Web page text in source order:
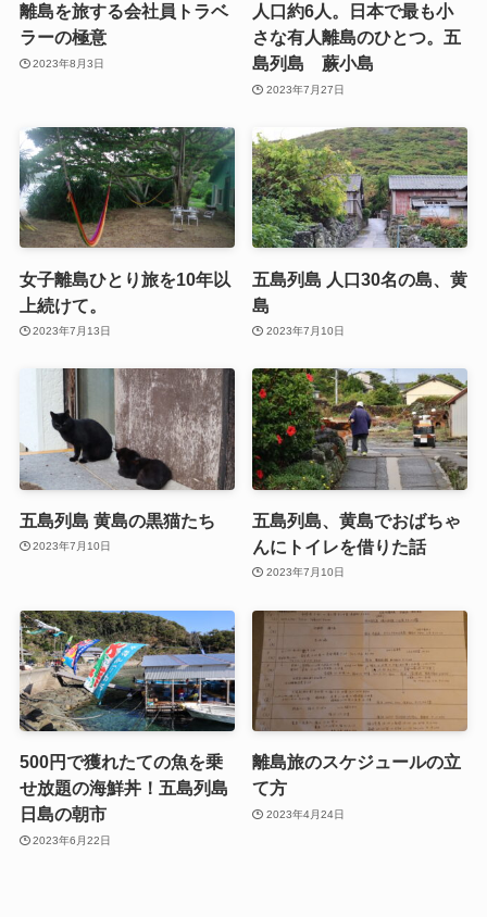
離島を旅する会社員トラベ
ラーの極意
2023年8月3日
人口約6人。日本で最も小
さな有人離島のひとつ。五
島列島 蕨小島
2023年7月27日
女子離島ひとり旅を10年以
上続けて。
2023年7月13日
五島列島 人口30名の島、黄
島
2023年7月10日
五島列島 黄島の黒猫たち
2023年7月10日
五島列島、黄島でおばちゃ
んにトイレを借りた話
2023年7月10日
500円で獲れたての魚を乗
せ放題の海鮮丼！五島列島
日島の朝市
2023年6月22日
離島旅のスケジュールの立
て方
2023年4月24日